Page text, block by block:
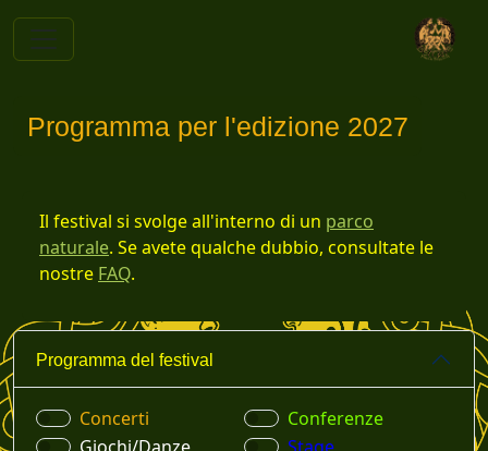
Programma per l'edizione 2027
Il festival si svolge all'interno di un parco
naturale. Se avete qualche dubbio, consultate le
nostre FAQ.
Programma del festival
Concerti
Conferenze